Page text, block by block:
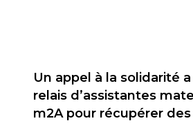
Un appel à la solidarité
relais d’assistantes
m2A pour récupérer